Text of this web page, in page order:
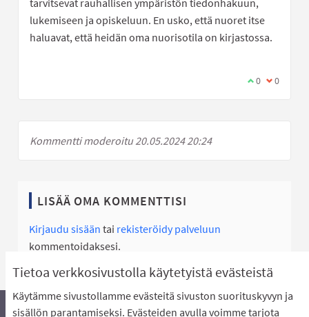
Tietoa verkkosivustolla käytetyistä evästeistä
Käytämme sivustollamme evästeitä sivuston suorituskyvyn ja
sisällön parantamiseksi. Evästeiden avulla voimme tarjota
tarvitsevat rauhallisen ympäristön tiedonhakuun,
lukemiseen ja opiskeluun. En usko, että nuoret itse
haluavat, että heidän oma nuorisotila on kirjastossa.
Olen samaa
0 Olen eri
0
Kommentti moderoitu 20.05.2024 20:24
LISÄÄ OMA KOMMENTTISI
Kirjaudu sisään tai rekisteröidy palveluun
kommentoidaksesi.